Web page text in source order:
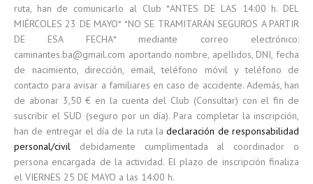
ruta, han de comunicarlo al Club *ANTES DE LAS 14:00 h. DEL
MIÉRCOLES 23 DE MAYO* *NO SE TRAMITARÁN SEGUROS A PARTIR
DE ESA FECHA* mediante correo electrónico:
caminantes.ba@gmail.com aportando nombre, apellidos, DNI, fecha
de nacimiento, dirección, email, teléfono móvil y teléfono de
contacto para avisar a familiares en caso de accidente. Además, han
de abonar 3,50 € en la cuenta del Club (Consultar) con el fin de
suscribir el SUD (seguro por un día). Para completar la inscripción,
han de entregar el día de la ruta ladeclaración de responsabilidad
personal/civil debidamente cumplimentada al coordinador o
persona encargada de la actividad. El plazo de inscripción finaliza
el VIERNES 25 DE MAYO a las 14:00 h.